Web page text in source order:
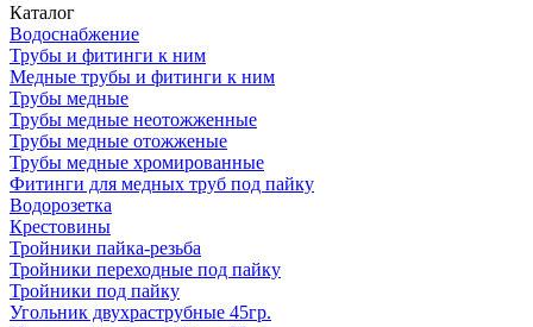
Каталог
Водоснабжение
Трубы и фитинги к ним
Медные трубы и фитинги к ним
Трубы медные
Трубы медные неотожженные
Трубы медные отожженые
Трубы медные хромированные
Фитинги для медных труб под пайку
Водорозетка
Крестовины
Тройники пайка-резьба
Тройники переходные под пайку
Тройники под пайку
Угольник двухраструбные 45гр.